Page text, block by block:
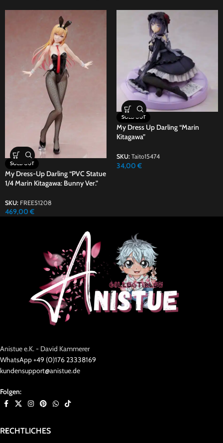
SOLD OUT
My Dress-Up Darling “PVC Statue
1/4 Marin Kitagawa: Bunny Ver.”
SKU: FREE51208
469,00 €
SOLD OUT
My Dress Up Darling “Marin
Kitagawa”
SKU: Taito15474
34,00 €
Anistue e.K. - David Kammerer
WhatsApp +49 (0)176 23338169
kundensupport@anistue.de
Folgen:
RECHTLICHES